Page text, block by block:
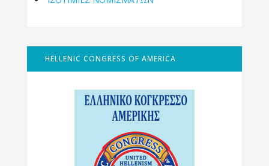
HELLENIC CONGRESS OF AMERICA